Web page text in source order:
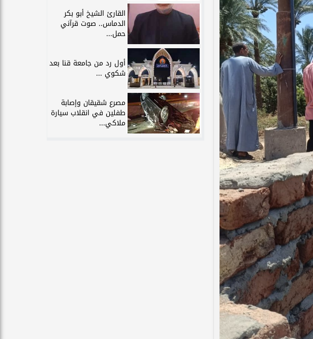
القارئ الشيخ أبو بكر
الدماس.. صوت قرآني
حمل...
أول رد من جامعة قنا بعد
شكوي ...
مصرع شقيقان وإصابة
طفلين في انقلاب سيارة
ملاكي...